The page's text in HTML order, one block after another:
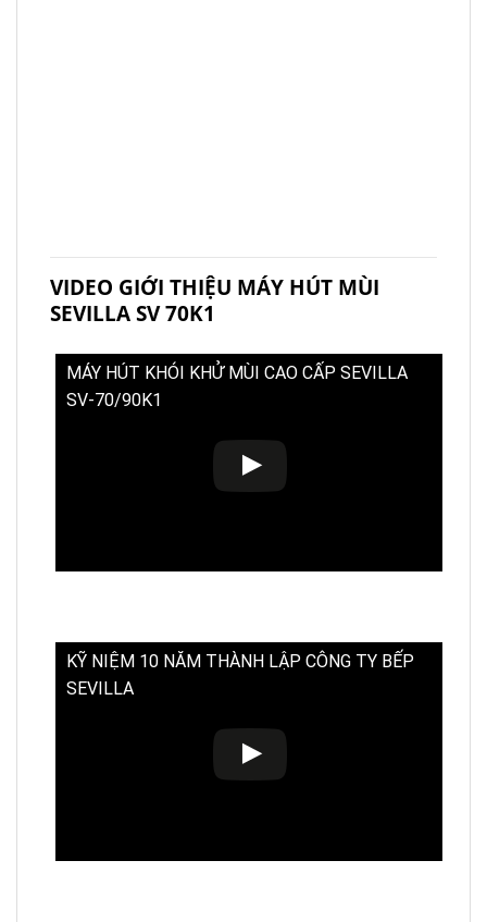
VIDEO GIỚI THIỆU MÁY HÚT MÙI
SEVILLA SV 70K1
MÁY HÚT KHÓI KHỬ MÙI CAO CẤP SEVILLA
SV-70/90K1
KỸ NIỆM 10 NĂM THÀNH LẬP CÔNG TY BẾP
SEVILLA